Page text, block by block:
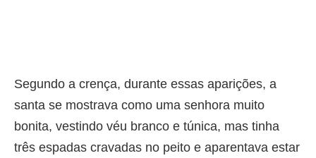
Segundo a crença, durante essas aparições, a
santa se mostrava como uma senhora muito
bonita, vestindo véu branco e túnica, mas tinha
três espadas cravadas no peito e aparentava estar